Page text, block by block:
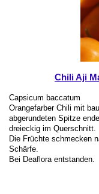
Chili Aji
Capsicum baccatum
Orangefarber Chili mit
abgerundeten Spitze
dreieckig im Querschnitt.
Die Früchte schmecken
Schärfe.
Bei Deaflora entstanden.